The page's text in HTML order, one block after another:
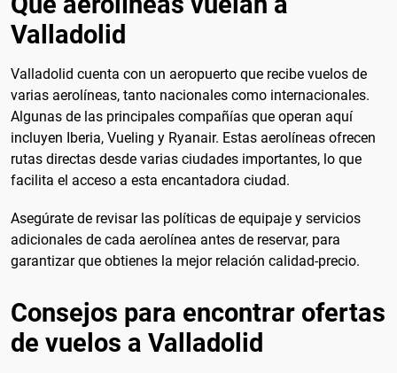
Valladolid
Valladolid cuenta con un aeropuerto que recibe vuelos de
varias aerolíneas, tanto nacionales como internacionales.
Algunas de las principales compañías que operan aquí
incluyen Iberia, Vueling y Ryanair. Estas aerolíneas ofrecen
rutas directas desde varias ciudades importantes, lo que
facilita el acceso a esta encantadora ciudad.
Asegúrate de revisar las políticas de equipaje y servicios
adicionales de cada aerolínea antes de reservar, para
garantizar que obtienes la mejor relación calidad-precio.
Consejos para encontrar ofertas
de vuelos a Valladolid